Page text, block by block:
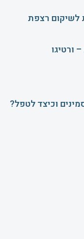
לשיקום רצפת
ורטיגו
וכיצד לטפל?